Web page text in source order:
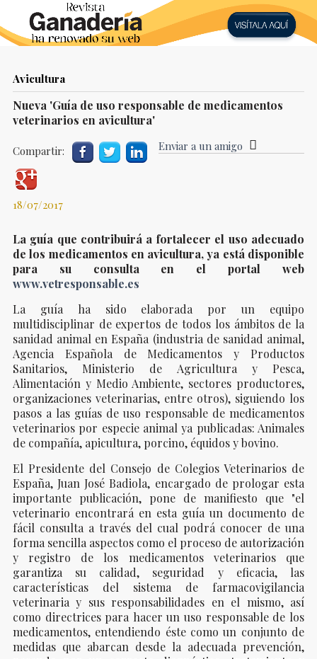
Avicultura
Nueva 'Guía de uso responsable de medicamentos
veterinarios en avicultura'
Compartir: Enviar a un amigo
18/07/2017
La guía que contribuirá a fortalecer el uso adecuado
de los medicamentos en avicultura, ya está disponible
para su consulta en el portal web
www.vetresponsable.es
La guía ha sido elaborada por un equipo
multidisciplinar de expertos de todos los ámbitos de la
sanidad animal en España (industria de sanidad animal,
Agencia Española de Medicamentos y Productos
Sanitarios, Ministerio de Agricultura y Pesca,
Alimentación y Medio Ambiente, sectores productores,
organizaciones veterinarias, entre otros), siguiendo los
pasos a las guías de uso responsable de medicamentos
veterinarios por especie animal ya publicadas: Animales
de compañía, apicultura, porcino, équidos y bovino.
El Presidente del Consejo de Colegios Veterinarios de
España, Juan José Badiola, encargado de prologar esta
importante publicación, pone de manifiesto que "el
veterinario encontrará en esta guía un documento de
fácil consulta a través del cual podrá conocer de una
forma sencilla aspectos como el proceso de autorización
y registro de los medicamentos veterinarios que
garantiza su calidad, seguridad y eficacia, las
características del sistema de farmacovigilancia
veterinaria y sus responsabilidades en el mismo, así
como directrices para hacer un uso responsable de los
medicamentos, entendiendo éste como un conjunto de
medidas que abarcan desde la adecuada prevención,